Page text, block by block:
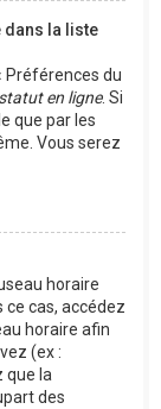
dans la liste
Préférences du
en ligne. Si
que par les
Vous serez
horaire
cas, accédez
horaire afin
(ex :
que la
des